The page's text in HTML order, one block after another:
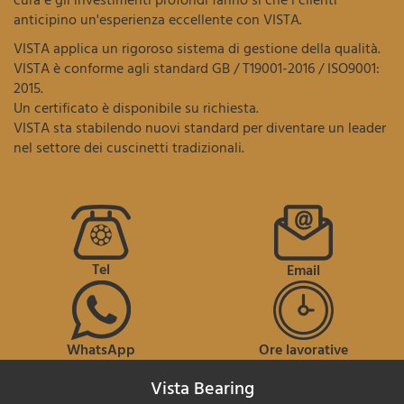
anticipino un'esperienza eccellente con VISTA.
VISTA applica un rigoroso sistema di gestione della qualità.
VISTA è conforme agli standard GB / T19001-2016 / ISO9001:
2015.
Un certificato è disponibile su richiesta.
VISTA sta stabilendo nuovi standard per diventare un leader
nel settore dei cuscinetti tradizionali.
Tel Email
WhatsApp Ore lavorative
Vista Bearing